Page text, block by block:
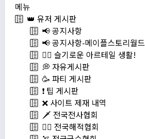
메뉴
👑 유저 게시판
📢 공지사항
📢 공지사항-메이플스토리월드
💁‍♂ 슬기로운 아르테일 생활!
💭 자유게시판
🥳 파티 게시판
❗️ 팁 게시판
❌ 사이트 제재 내역
🗡️ 전국전사협회
🏴‍☠️ 전국해적협회